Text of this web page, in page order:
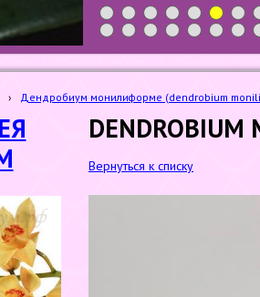
1 2 3 4 5 6 7
8
19 20 21 22 23 24 25
› Дендробиум монилиформе (dendrobium
DENDROBIUM
Вернуться к списку